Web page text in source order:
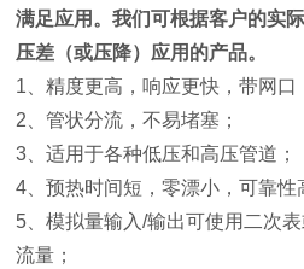
满足应用。我们可根据客户的实
压差（或压降）应用的产品。
1、精度更高，响应更快，带网口
2、管状分流，不易堵塞；
3、适用于各种低压和高压管道；
4、预热时间短，零漂小，可靠性
5、模拟量输入/输出可使用二次
流量；